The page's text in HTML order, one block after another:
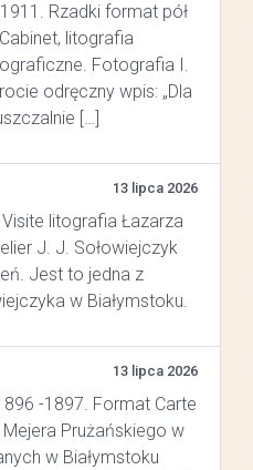
Rzadki format pół
litografia
Fotografia I.
odręczny wpis: „Dla
[…]
13 lipca 2026
litografia Łazarza
J. J. Sołowiejczyk
Jest to jedna z
w Białymstoku.
13 lipca 2026
-1897. Format Carte
Prużańskiego w
w Białymstoku